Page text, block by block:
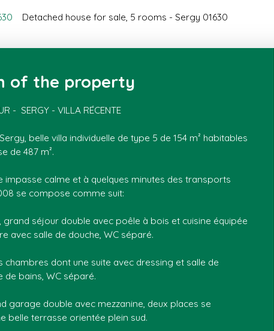
Detached house for sale, 5 rooms - Sergy 01630
of the property
- SERGY - VILLA RÉCENTE
belle villa individuelle de type 5 de 154 m² habitables
de 487 m².
impasse calme et à quelques minutes des transports
se compose comme suit:
grand séjour double avec poêle à bois et cuisine équipée
avec salle de douche, WC séparé.
chambres dont une suite avec dressing et salle de
de bains, WC séparé.
garage double avec mezzanine, deux places se
belle terrasse orientée plein sud.